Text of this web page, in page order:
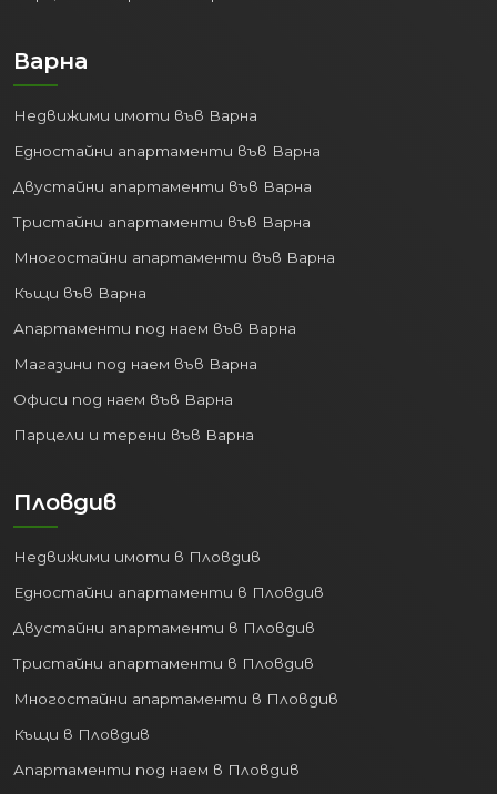
Варна
Недвижими имоти във Варна
Едностайни апартаменти във Варна
Двустайни апартаменти във Варна
Тристайни апартаменти във Варна
Многостайни апартаменти във Варна
Къщи във Варна
Апартаменти под наем във Варна
Магазини под наем във Варна
Офиси под наем във Варна
Парцели и терени във Варна
Пловдив
Недвижими имоти в Пловдив
Едностайни апартаменти в Пловдив
Двустайни апартаменти в Пловдив
Тристайни апартаменти в Пловдив
Многостайни апартаменти в Пловдив
Къщи в Пловдив
Апартаменти под наем в Пловдив